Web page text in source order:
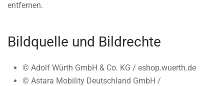
entfernen.
Bildquelle und Bildrechte
© Adolf Würth GmbH & Co. KG / eshop.wuerth.de
© Astara Mobility Deutschland GmbH /